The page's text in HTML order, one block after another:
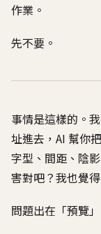
作業。
先不要。
事情是這樣的。
址進去，AI 幫你
字型、間距、陰
害對吧？我也覺得
問題出在「預覽」